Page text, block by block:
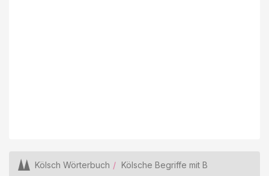
Kölsch Wörterbuch
Kölsche Begriffe mit B